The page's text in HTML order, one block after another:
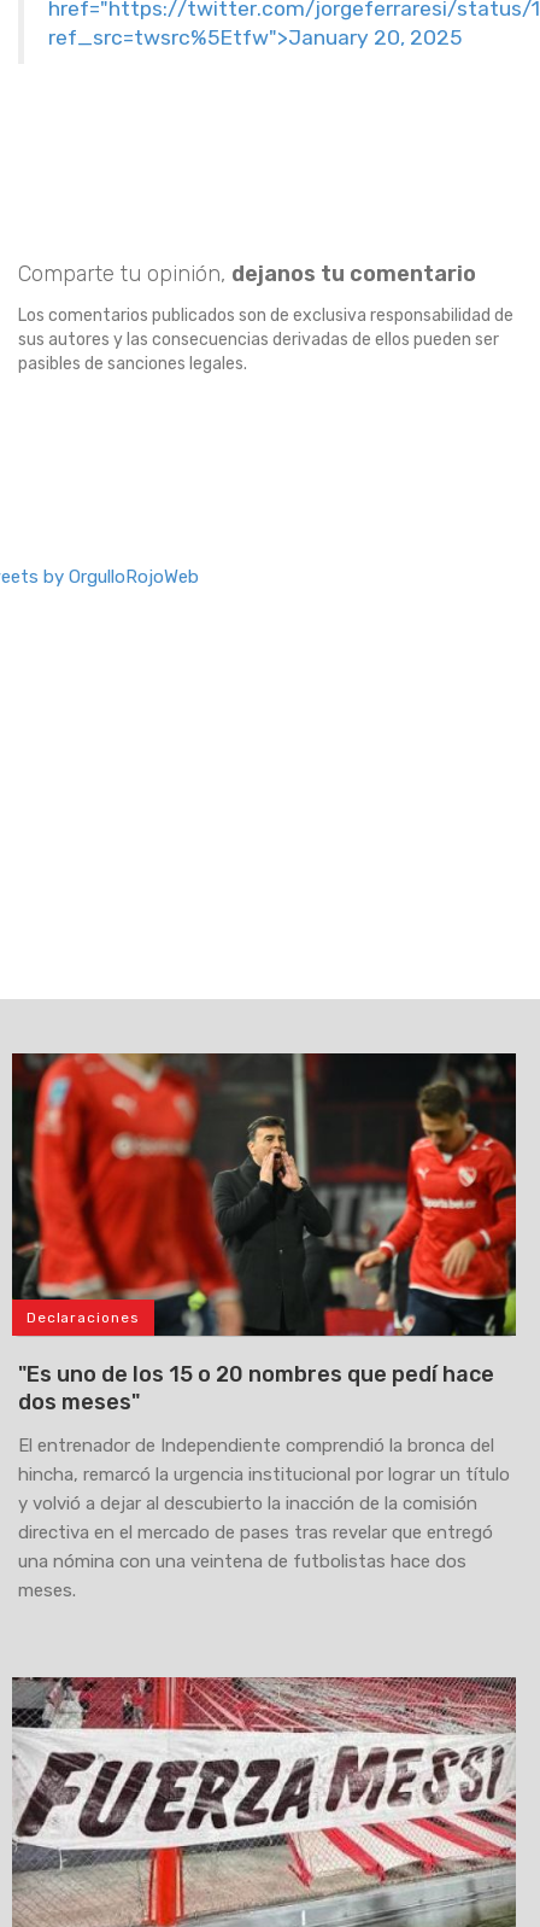
href="https://twitter.com/jorgeferraresi/status/
ref_src=twsrc%5Etfw">January 20, 2025
Comparte tu opinión, dejanos tu comentario
Los comentarios publicados son de exclusiva responsabilidad de
sus autores y las consecuencias derivadas de ellos pueden ser
pasibles de sanciones legales.
by OrgulloRojoWeb
Declaraciones
"Es uno de los 15 o 20 nombres que pedí hace
dos meses"
El entrenador de Independiente comprendió la bronca del
hincha, remarcó la urgencia institucional por lograr un título
y volvió a dejar al descubierto la inacción de la comisión
directiva en el mercado de pases tras revelar que entregó
una nómina con una veintena de futbolistas hace dos
meses.